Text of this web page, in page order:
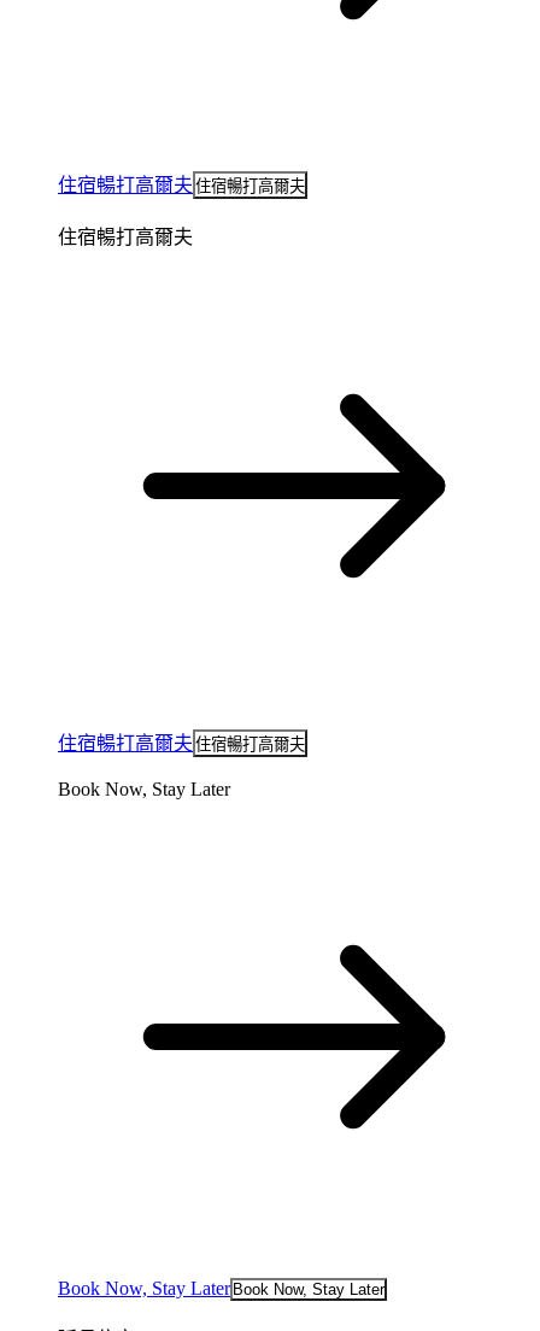
住宿暢打高爾夫 住宿暢打高爾夫
住宿暢打高爾夫
住宿暢打高爾夫 住宿暢打高爾夫
Book Now, Stay Later
Book Now, Stay Later Book Now, Stay Later